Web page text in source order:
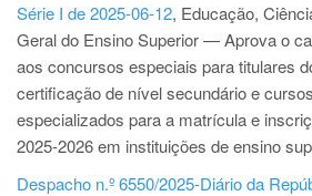
Série I de 2025-06-12, Educação,
Geral do Ensino Superior — Aprova o
aos concursos especiais para titulares
certificação de nível secundário e
especializados para a matrícula e
2025-2026 em instituições de ensino
Despacho n.º 6550/2025-Diário da